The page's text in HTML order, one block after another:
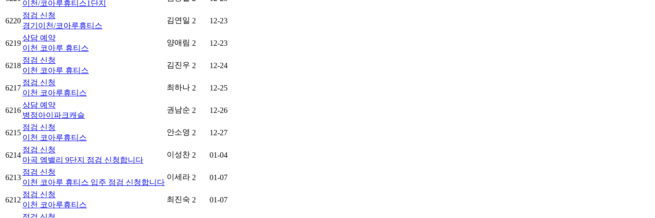
이천/코아루휴티스1단지
6220
점검 신청
경기이천/코아루휴티스
김연일 2 12-23
6219
상담 예약
이천 코아루 휴티스
양애림 2 12-23
6218
점검 신청
이천 코아루 휴티스
김진우 2 12-24
6217
점검 신청
이천 코아루휴티스
최하나 2 12-25
6216
상담 예약
병점아이파크캐슬
권남순 2 12-26
6215
점검 신청
이천 코아루휴티스
안소영 2 12-27
6214
점검 신청
마곡 엠밸리 9단지 점검 신청합니다
이성찬 2 01-04
6213
점검 신청
이천 코아루 휴티스 입주 점검 신청합니다
이세라 2 01-07
6212
점검 신청
이천 코아루휴티스
최진숙 2 01-07